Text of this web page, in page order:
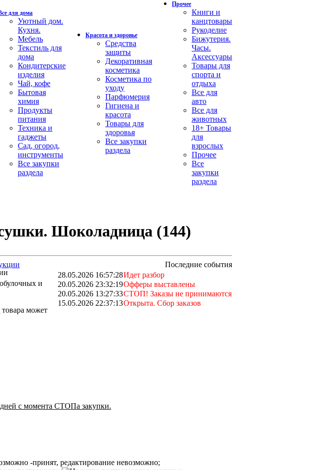
для дома
Уютный дом.
Кухня.
Мебель
Текстиль для
дома
Кондитерские
изделия
Чай, кофе
Бытовая
химия
Продукты
питания
Техника и
гаджеты
Сад, огород,
инструменты
Все закупки
раздела
Красота и здоровье
Средства
защиты
Декоративная
косметика
Косметика по
уходу
Парфюмерия
Гигиена и
красота
Товары для
здоровья
Все закупки
раздела
Прочее
Книги и
канцтовары
Рукоделие
Бижутерия.
Часы.
Аксессуары
Товары для
спорта и
отдыха
Все для
авто
Все для
животных
18+ Товары
для
взрослых
Прочее
Все
закупки
раздела
Шоколадница (144)
Последние события
28.05.2026 16:57:28Идет разбор
20.05.2026 23:32:19Офферы выставлены
20.05.2026 13:27:33СТОП! Заказы не принимаются
15.05.2026 22:37:13Открыта. Сбор заказов
и
может
дней с момента СТОПа закупки.
-принят, редактирование невозможно;